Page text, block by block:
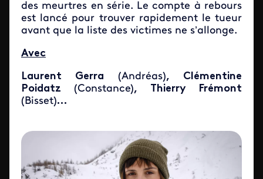
des meurtres en série. Le compte à rebours
est lancé pour trouver rapidement le tueur
avant que la liste des victimes ne s’allonge.
Avec
Laurent Gerra (Andréas), Clémentine
Poidatz(Constance), Thierry Frémont
(Bisset)…